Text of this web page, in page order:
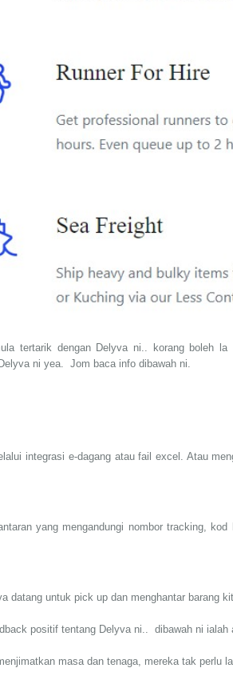
tertarik dengan Delyva ni.. korang boleh
ni yea. Jom baca info dibawah ni.
integrasi e-dagang atau fail excel. Atau
yang mengandungi nombor tracking,
datang untuk pick up dan menghantar barang
positif tentang Delyva ni.. dibawah ni
masa dan tenaga, mereka tak perlu